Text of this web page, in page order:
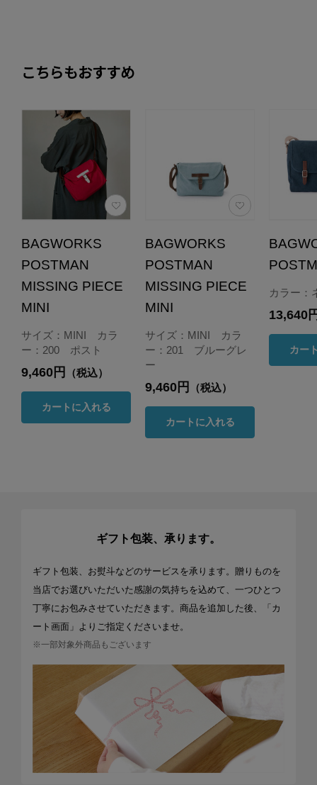
こちらもおすすめ
BAGWORKS
POSTMAN
MISSING PIECE
MINI
サイズ：MINI カラ
ー：200 ポスト
9,460円 （税込）
カートに入れる
BAGWORKS
POSTMAN
MISSING PIECE
MINI
サイズ：MINI カラ
ー：201 ブルーグレ
ー
9,460円 （税込）
カートに入れる
カラー：
13,640
カー
ギフト包装、承ります。
ギフト包装、お熨斗などのサービスを承ります。贈りものを
当店でお選びいただいた感謝の気持ちを込めて、一つひとつ
丁寧にお包みさせていただきます。商品を追加した後、「カ
ート画面」よりご指定くださいませ。
※一部対象外商品もございます